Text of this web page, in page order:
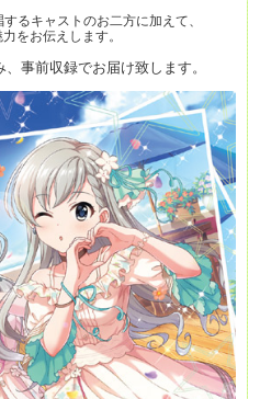
るキャストのお二方に加えて、
をお伝えします。
事前収録でお届け致します。